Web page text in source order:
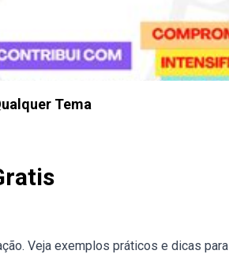
Tema
Veja exemplos práticos e dicas para